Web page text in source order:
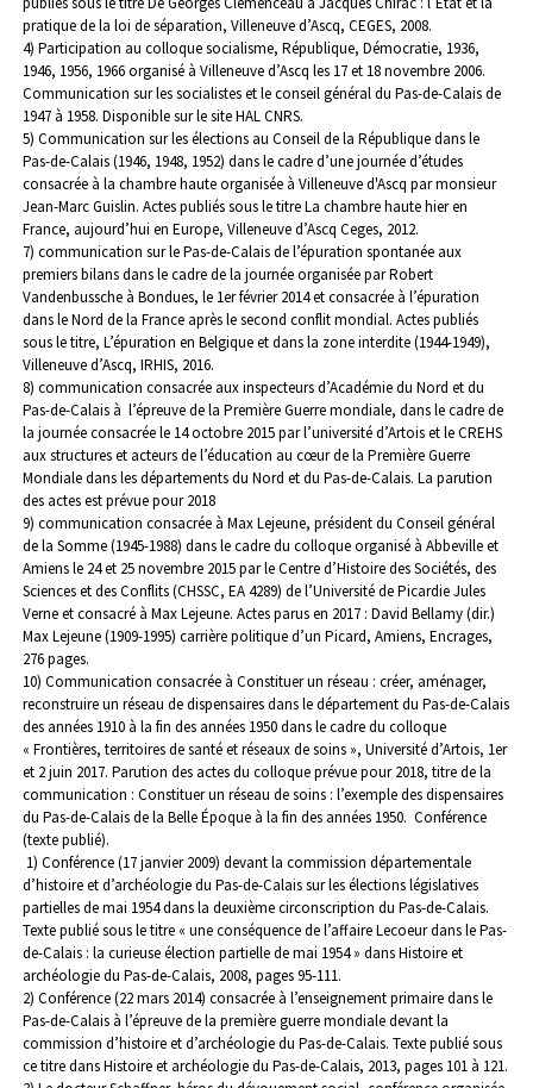
pratique de la loi de séparation, Villeneuve d’Ascq, CEGES, 2008.
4) Participation au colloque socialisme, République, Démocratie, 1936,
1946, 1956, 1966 organisé à Villeneuve d’Ascq les 17 et 18 novembre 2006.
Communication sur les socialistes et le conseil général du Pas-de-Calais de
1947 à 1958. Disponible sur le site HAL CNRS.
5) Communication sur les élections au Conseil de la République dans le
Pas-de-Calais (1946, 1948, 1952) dans le cadre d’une journée d’études
consacrée à la chambre haute organisée à Villeneuve d'Ascq par monsieur
Jean-Marc Guislin. Actes publiés sous le titre La chambre haute hier en
France, aujourd’hui en Europe, Villeneuve d’Ascq Ceges, 2012.
7) communication sur le Pas-de-Calais de l’épuration spontanée aux
premiers bilans dans le cadre de la journée organisée par Robert
Vandenbussche à Bondues, le 1er février 2014 et consacrée à l’épuration
dans le Nord de la France après le second conflit mondial. Actes publiés
sous le titre, L’épuration en Belgique et dans la zone interdite (1944-1949),
Villeneuve d’Ascq, IRHIS, 2016.
8) communication consacrée aux inspecteurs d’Académie du Nord et du
Pas-de-Calais à l’épreuve de la Première Guerre mondiale, dans le cadre de
la journée consacrée le 14 octobre 2015 par l’université d’Artois et le CREHS
aux structures et acteurs de l’éducation au cœur de la Première Guerre
Mondiale dans les départements du Nord et du Pas-de-Calais. La parution
des actes est prévue pour 2018
9) communication consacrée à Max Lejeune, président du Conseil général
de la Somme (1945-1988) dans le cadre du colloque organisé à Abbeville et
Amiens le 24 et 25 novembre 2015 par le Centre d’Histoire des Sociétés, des
Sciences et des Conflits (CHSSC, EA 4289) de l’Université de Picardie Jules
Verne et consacré à Max Lejeune. Actes parus en 2017 : David Bellamy (dir.)
Max Lejeune (1909-1995) carrière politique d’un Picard, Amiens, Encrages,
276 pages.
10) Communication consacrée à Constituer un réseau : créer, aménager,
reconstruire un réseau de dispensaires dans le département du Pas-de-Calais
des années 1910 à la fin des années 1950 dans le cadre du colloque
« Frontières, territoires de santé et réseaux de soins », Université d’Artois, 1er
et 2 juin 2017. Parution des actes du colloque prévue pour 2018, titre de la
communication : Constituer un réseau de soins : l’exemple des dispensaires
du Pas-de-Calais de la Belle Époque à la fin des années 1950. Conférence
(texte publié).
1) Conférence (17 janvier 2009) devant la commission départementale
d’histoire et d’archéologie du Pas-de-Calais sur les élections législatives
partielles de mai 1954 dans la deuxième circonscription du Pas-de-Calais.
Texte publié sous le titre « une conséquence de l’affaire Lecoeur dans le Pas-
de-Calais : la curieuse élection partielle de mai 1954 » dans Histoire et
archéologie du Pas-de-Calais, 2008, pages 95-111.
2) Conférence (22 mars 2014) consacrée à l’enseignement primaire dans le
Pas-de-Calais à l’épreuve de la première guerre mondiale devant la
commission d’histoire et d’archéologie du Pas-de-Calais. Texte publié sous
ce titre dans Histoire et archéologie du Pas-de-Calais, 2013, pages 101 à 121.